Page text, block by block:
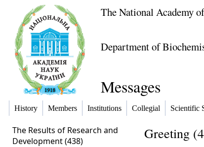
The National Academy
Department of
Messages
History Members Institutions Collegial Scientific
The Results of Research and
Development (438)
Greeting